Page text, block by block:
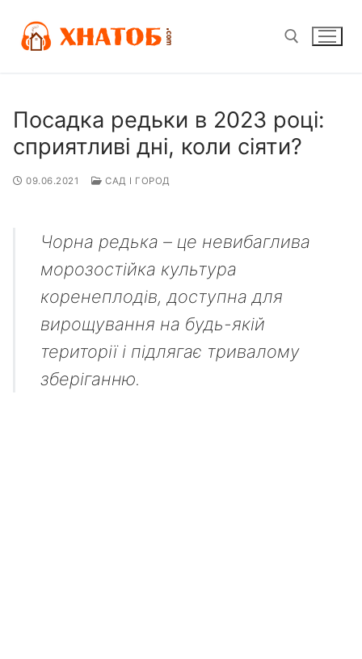
вмісту
Посадка редьки в 2023 році:
сприятливі дні, коли сіяти?
09.06.2021 САД І ГОРОД
Чорна редька – це невибаглива
морозостійка культура
коренеплодів, доступна для
вирощування на будь-якій
території і підлягає тривалому
зберіганню.